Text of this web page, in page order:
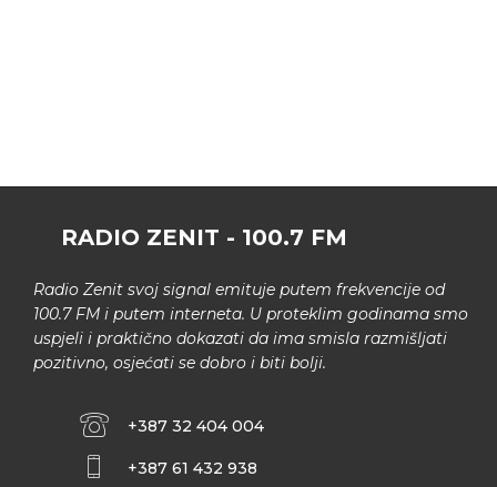
RADIO ZENIT - 100.7 FM
Radio Zenit svoj signal emituje putem frekvencije od
100.7 FM i putem interneta. U proteklim godinama smo
uspjeli i praktično dokazati da ima smisla razmišljati
pozitivno, osjećati se dobro i biti bolji.
+387 32 404 004
+387 61 432 938